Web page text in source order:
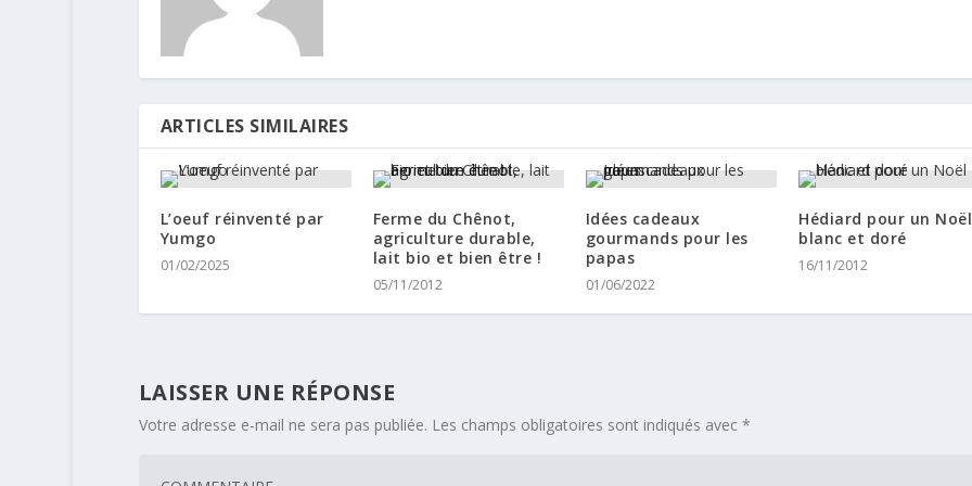
ARTICLES SIMILAIRES
L’oeuf réinventé par
Yumgo
01/02/2025
Ferme du Chênot,
agriculture durable,
lait bio et bien être !
05/11/2012
Idées cadeaux
gourmands pour les
papas
01/06/2022
Hédiard pour un Noël
blanc et doré
16/11/2012
LAISSER UNE RÉPONSE
Votre adresse e-mail ne sera pas publiée. Les champs obligatoires sont indiqués avec *